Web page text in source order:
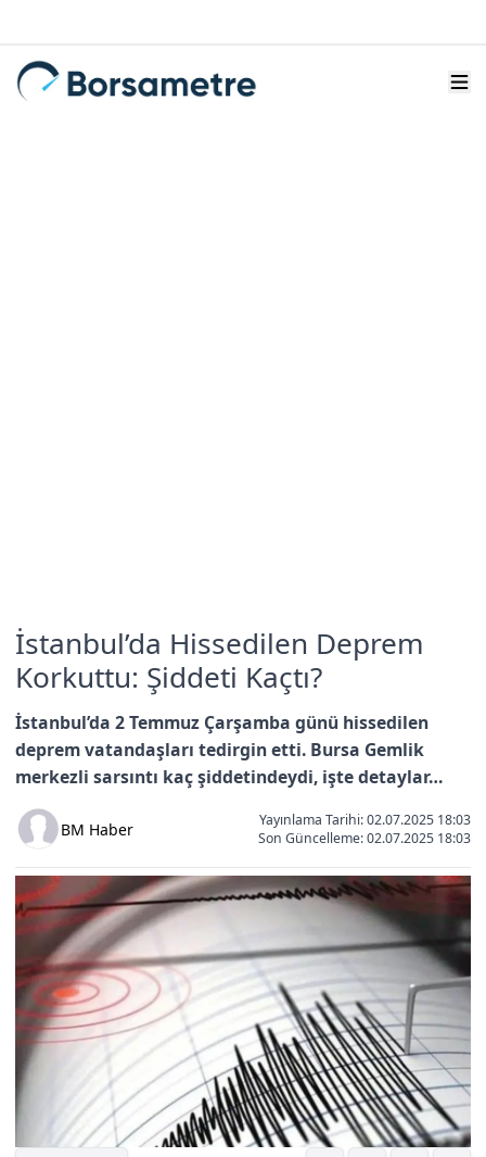
İstanbul’da Hissedilen Deprem
Korkuttu: Şiddeti Kaçtı?
İstanbul’da 2 Temmuz Çarşamba günü hissedilen
deprem vatandaşları tedirgin etti. Bursa Gemlik
merkezli sarsıntı kaç şiddetindeydi, işte detaylar…
BM Haber
Yayınlama Tarihi: 02.07.2025 18:03
Son Güncelleme:02.07.2025 18:03